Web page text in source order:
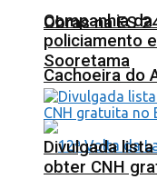
Obras na ES
Cachoeira do
Companhia
policiamento
Sooretama
Divulgada
obter CNH